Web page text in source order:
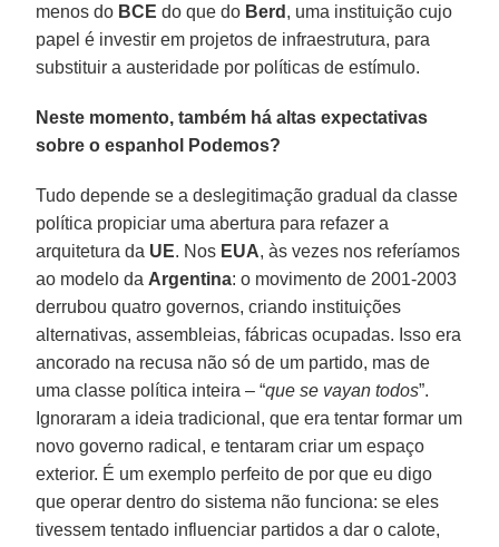
menos do BCE do que do Berd , uma instituição cujo
papel é investir em projetos de infraestrutura, para
substituir a austeridade por políticas de estímulo.
Neste momento, também há altas expectativas
sobre o espanhol Podemos?
Tudo depende se a deslegitimação gradual da classe
política propiciar uma abertura para refazer a
arquitetura da UE. Nos EUA, às vezes nos referíamos
ao modelo da Argentina: o movimento de 2001-2003
derrubou quatro governos, criando instituições
alternativas, assembleias, fábricas ocupadas. Isso era
ancorado na recusa não só de um partido, mas de
uma classe política inteira – “que se vayan todos”.
Ignoraram a ideia tradicional, que era tentar formar um
novo governo radical, e tentaram criar um espaço
exterior. É um exemplo perfeito de por que eu digo
que operar dentro do sistema não funciona: se eles
tivessem tentado influenciar partidos a dar o calote,